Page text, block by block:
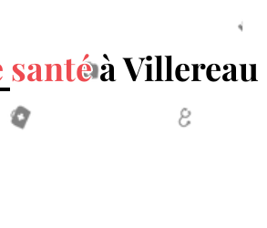
santéà Villereau